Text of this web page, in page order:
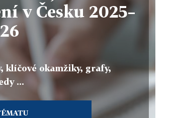
v Česku 2025–
klíčové okamžiky, grafy,
...